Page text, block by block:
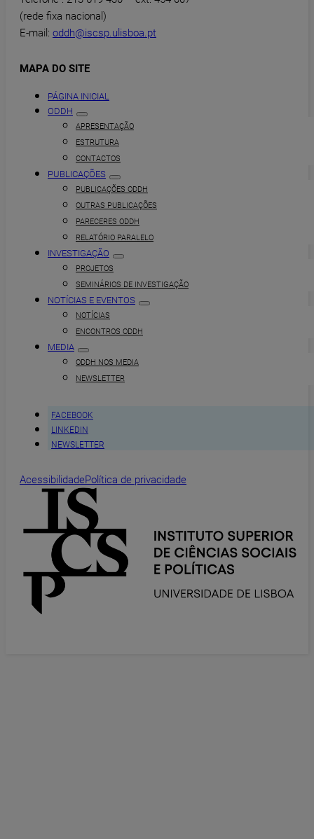
(rede fixa nacional)
E-mail: oddh@iscsp.ulisboa.pt
MAPA DO SITE
PÁGINA INICIAL
ODDH
APRESENTAÇÃO
ESTRUTURA
CONTACTOS
PUBLICAÇÕES
PUBLICAÇÕES ODDH
OUTRAS PUBLICAÇÕES
PARECERES ODDH
RELATÓRIO PARALELO
INVESTIGAÇÃO
PROJETOS
SEMINÁRIOS DE INVESTIGAÇÃO
NOTÍCIAS E EVENTOS
NOTÍCIAS
ENCONTROS ODDH
MEDIA
ODDH NOS MEDIA
NEWSLETTER
FACEBOOK
LINKEDIN
NEWSLETTER
AcessibilidadePolítica de privacidade